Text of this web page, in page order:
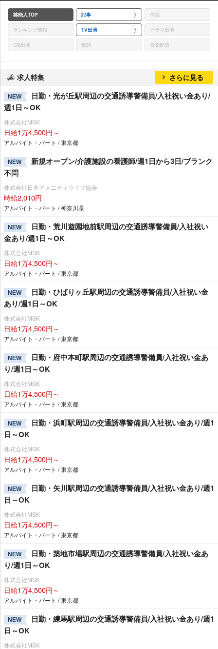
芸能人TOP 記事 作品
ランキング情報 TV出演 ドラマ出演
CM出演 歌詞 音楽配信
求人特集 さらに見る
NEW
日勤・光が丘駅周辺の交通誘導警備員/入社祝い金あり/
週1日～OK
株式会社MSK
日給1万4,500円～
アルバイト・パート / 東京都
NEW
新規オープン/介護施設の看護師/週1日から3日/ブランク
不問
株式会社日本アメニティライフ協会
時給2,010円
アルバイト・パート / 神奈川県
NEW
日勤・荒川遊園地前駅周辺の交通誘導警備員/入社祝い
金あり/週1日～OK
株式会社MSK
日給1万4,500円～
アルバイト・パート / 東京都
NEW
日勤・ひばりヶ丘駅周辺の交通誘導警備員/入社祝い金
あり/週1日～OK
株式会社MSK
日給1万4,500円～
アルバイト・パート / 東京都
NEW
日勤・府中本町駅周辺の交通誘導警備員/入社祝い金あ
り/週1日～OK
株式会社MSK
日給1万4,500円～
アルバイト・パート / 東京都
NEW
日勤・浜町駅周辺の交通誘導警備員/入社祝い金あり/週1
日～OK
株式会社MSK
日給1万4,500円～
アルバイト・パート / 東京都
NEW
日勤・矢川駅周辺の交通誘導警備員/入社祝い金あり/週1
日～OK
株式会社MSK
日給1万4,500円～
アルバイト・パート / 東京都
NEW
日勤・築地市場駅周辺の交通誘導警備員/入社祝い金あ
り/週1日～OK
株式会社MSK
日給1万4,500円～
アルバイト・パート / 東京都
NEW
日勤・練馬駅周辺の交通誘導警備員/入社祝い金あり/週1
日～OK
株式会社MSK